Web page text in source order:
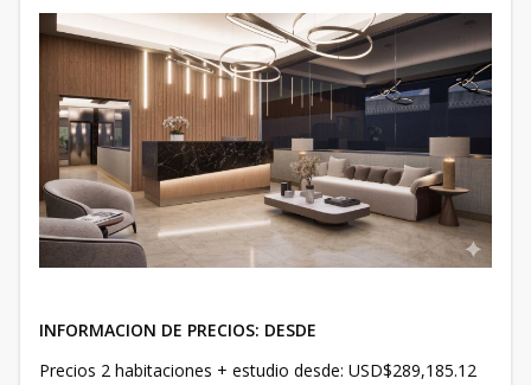
INFORMACION DE PRECIOS: DESDE
Precios 2 habitaciones + estudio desde: USD$289,185.12